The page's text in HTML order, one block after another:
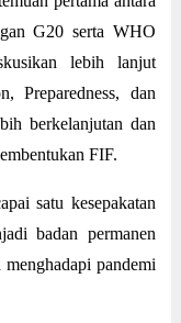
G20 serta WHO
lebih lanjut
Preparedness, dan
berkelanjutan dan
FIF.
satu kesepakatan
badan permanen
pandemi